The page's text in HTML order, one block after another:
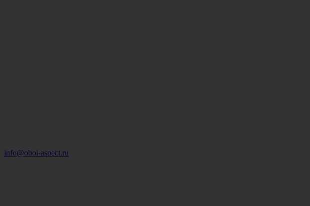
info@oboi-aspect.ru